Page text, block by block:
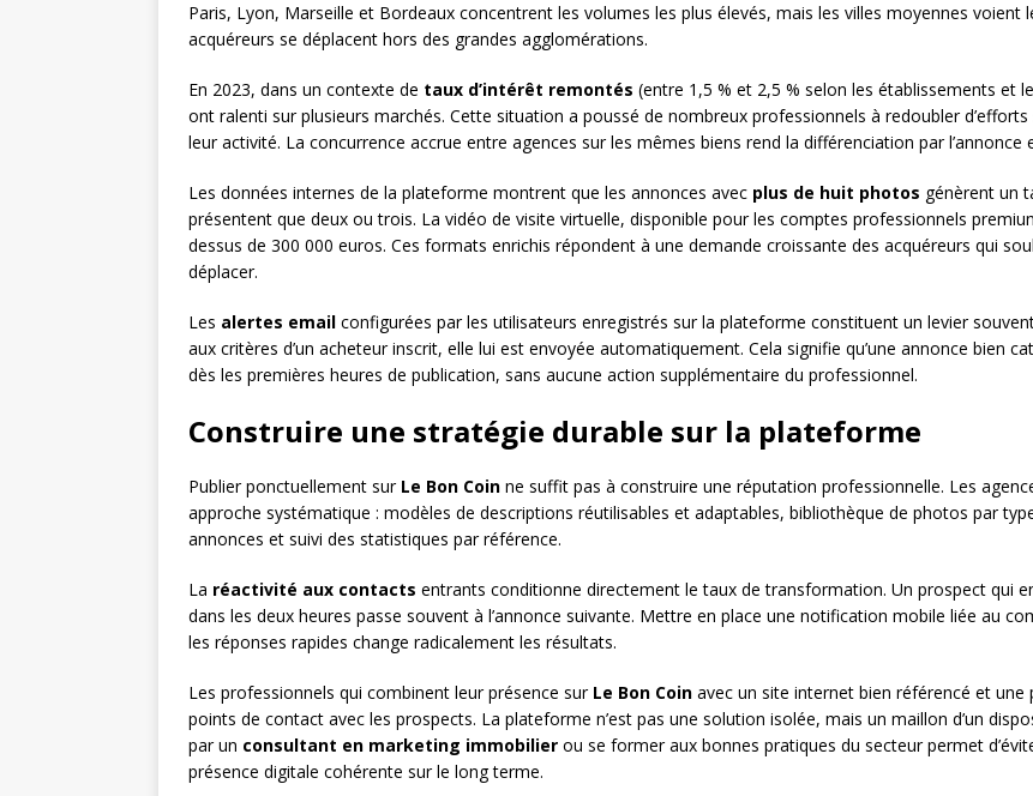
Paris, Lyon, Marseille et Bordeaux concentrent les volumes les plus élevés, mais les villes moyennes
acquéreurs se déplacent hors des grandes agglomérations.
En 2023, dans un contexte de taux d’intérêt remontés (entre 1,5 % et 2,5 % selon les établissements et
ont ralenti sur plusieurs marchés. Cette situation a poussé de nombreux professionnels à redoubler
leur activité. La concurrence accrue entre agences sur les mêmes biens rend la différenciation par l’annonce
Les données internes de la plateforme montrent que les annonces avec plus de huit photos génèrent un
présentent que deux ou trois. La vidéo de visite virtuelle, disponible pour les comptes professionnels
dessus de 300 000 euros. Ces formats enrichis répondent à une demande croissante des acquéreurs qui
déplacer.
Les alertes email configurées par les utilisateurs enregistrés sur la plateforme constituent un levier
aux critères d’un acheteur inscrit, elle lui est envoyée automatiquement. Cela signifie qu’une annonce bien
dès les premières heures de publication, sans aucune action supplémentaire du professionnel.
Construire une stratégie durable sur la plateforme
Publier ponctuellement sur Le Bon Coin ne suffit pas à construire une réputation professionnelle. Les
approche systématique : modèles de descriptions réutilisables et adaptables, bibliothèque de photos par
annonces et suivi des statistiques par référence.
La réactivité aux contacts entrants conditionne directement le taux de transformation. Un prospect qui
dans les deux heures passe souvent à l’annonce suivante. Mettre en place une notification mobile liée au
les réponses rapides change radicalement les résultats.
Les professionnels qui combinent leur présence sur Le Bon Coin avec un site internet bien référencé et
points de contact avec les prospects. La plateforme n’est pas une solution isolée, mais un maillon d’un
par un consultant en marketing immobilier ou se former aux bonnes pratiques du secteur permet
présence digitale cohérente sur le long terme.